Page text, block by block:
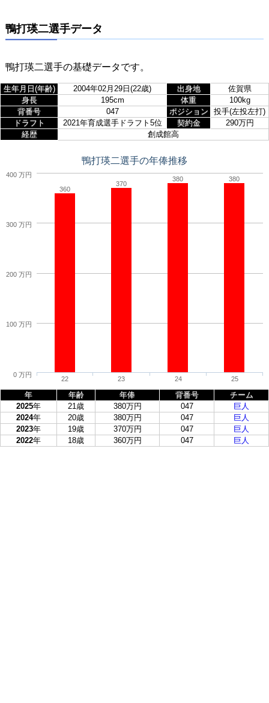
鴨打瑛二選手データ
鴨打瑛二選手の基礎データです。
生年月日(年齢) 2004年02月29日(22歳) 出身地
佐賀県
身長
195cm 体重
100kg
背番号
047 ポジション
投手(左投左打)
ドラフト
2021年育成選手ドラフト5位 契約金
290万円
経歴
創成館高
鴨打瑛二選手の年俸推移
360
370
380 380
22 23 24 25
0 万円
100 万円
200 万円
300 万円
400 万円
年 年齢 年俸 背番号
チーム
2025年 21歳 380万円 047
巨人
2024年 20歳 380万円 047
巨人
2023年 19歳 370万円 047
巨人
2022年 18歳 360万円 047 巨人